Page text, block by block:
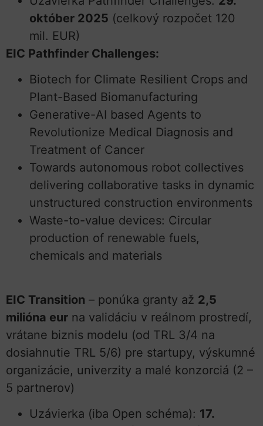
október 2025 (celkový rozpočet 120
mil. EUR)
EIC Pathfinder Challenges:
Biotech for Climate Resilient Crops and
Plant-Based Biomanufacturing
Generative-AI based Agents to
Revolutionize Medical Diagnosis and
Treatment of Cancer
Towards autonomous robot collectives
delivering collaborative tasks in dynamic
unstructured construction environments
Waste-to-value devices: Circular
production of renewable fuels,
chemicals and materials
EIC Transition – ponúka granty až 2,5
milióna eur na validáciu v reálnom prostredí,
vrátane biznis modelu (od TRL 3/4 na
dosiahnutie TRL 5/6) pre startupy, výskumné
organizácie, univerzity a malé konzorciá (2 –
5 partnerov)
Uzávierka (iba Open schéma): 17.